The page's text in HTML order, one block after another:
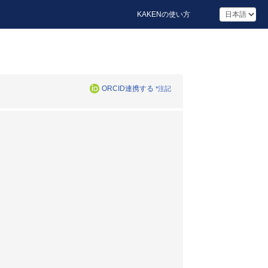
KAKENの使い方
ORCID連携する *注記